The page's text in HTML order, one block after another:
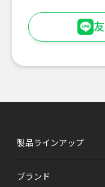
製品ラインアップ
ブランド